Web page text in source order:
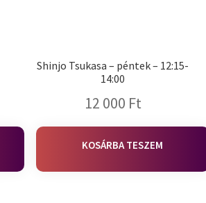
Shinjo Tsukasa – péntek – 12:15-
14:00
12 000 Ft
KOSÁRBA TESZEM